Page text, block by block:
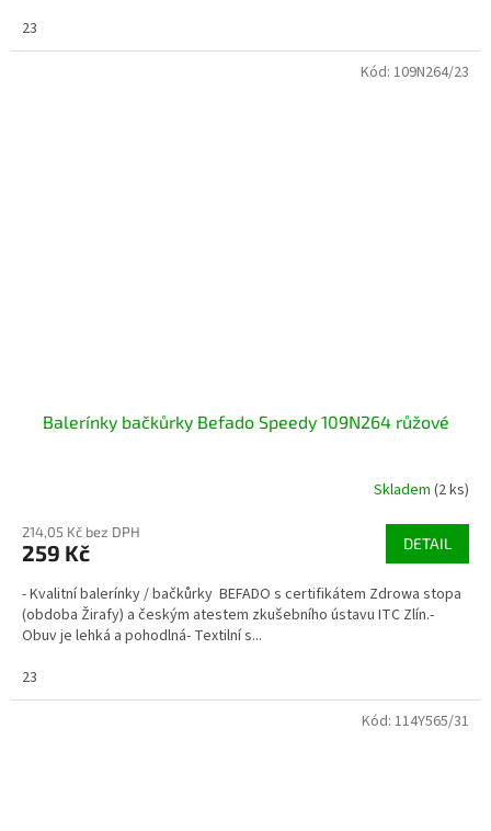
23
Balerínky bačkůrky Befado Speedy 109N264 růžové
Skladem (2 ks)
214,05 Kč bez DPH
259 Kč DETAIL
- Kvalitní balerínky / bačkůrky BEFADO s certifikátem Zdrowa stopa
(obdoba Žirafy) a českým atestem zkušebního ústavu ITC Zlín.-
Obuv je lehká a pohodlná- Textilní s...
23
Kód: 109N264/23
Kód: 114Y565/31